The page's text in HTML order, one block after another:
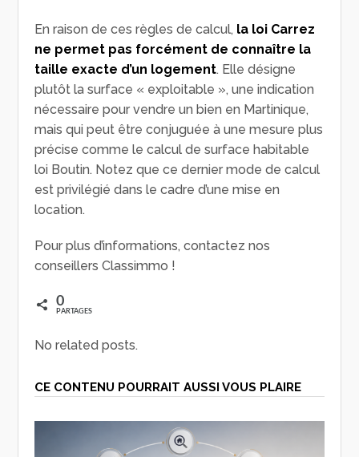
En raison de ces règles de calcul, la loi Carrez
ne permet pas forcément de connaître la
taille exacte d’un logement. Elle désigne
plutôt la surface « exploitable », une indication
nécessaire pour vendre un bien en Martinique,
mais qui peut être conjuguée à une mesure plus
précise comme le calcul de surface habitable
loi Boutin. Notez que ce dernier mode de calcul
est privilégié dans le cadre d’une mise en
location.
Pour plus d’informations, contactez nos
conseillers Classimmo !
0
PARTAGES
No related posts.
CE CONTENU POURRAIT AUSSI VOUS PLAIRE